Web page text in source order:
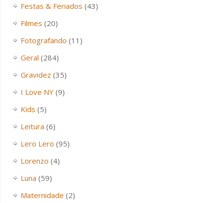
Festas & Feriados (43)
Filmes (20)
Fotografando (11)
Geral (284)
Gravidez (35)
I Love NY(9)
Kids (5)
Leitura (6)
Lero Lero (95)
Lorenzo (4)
Luna (59)
Maternidade (2)